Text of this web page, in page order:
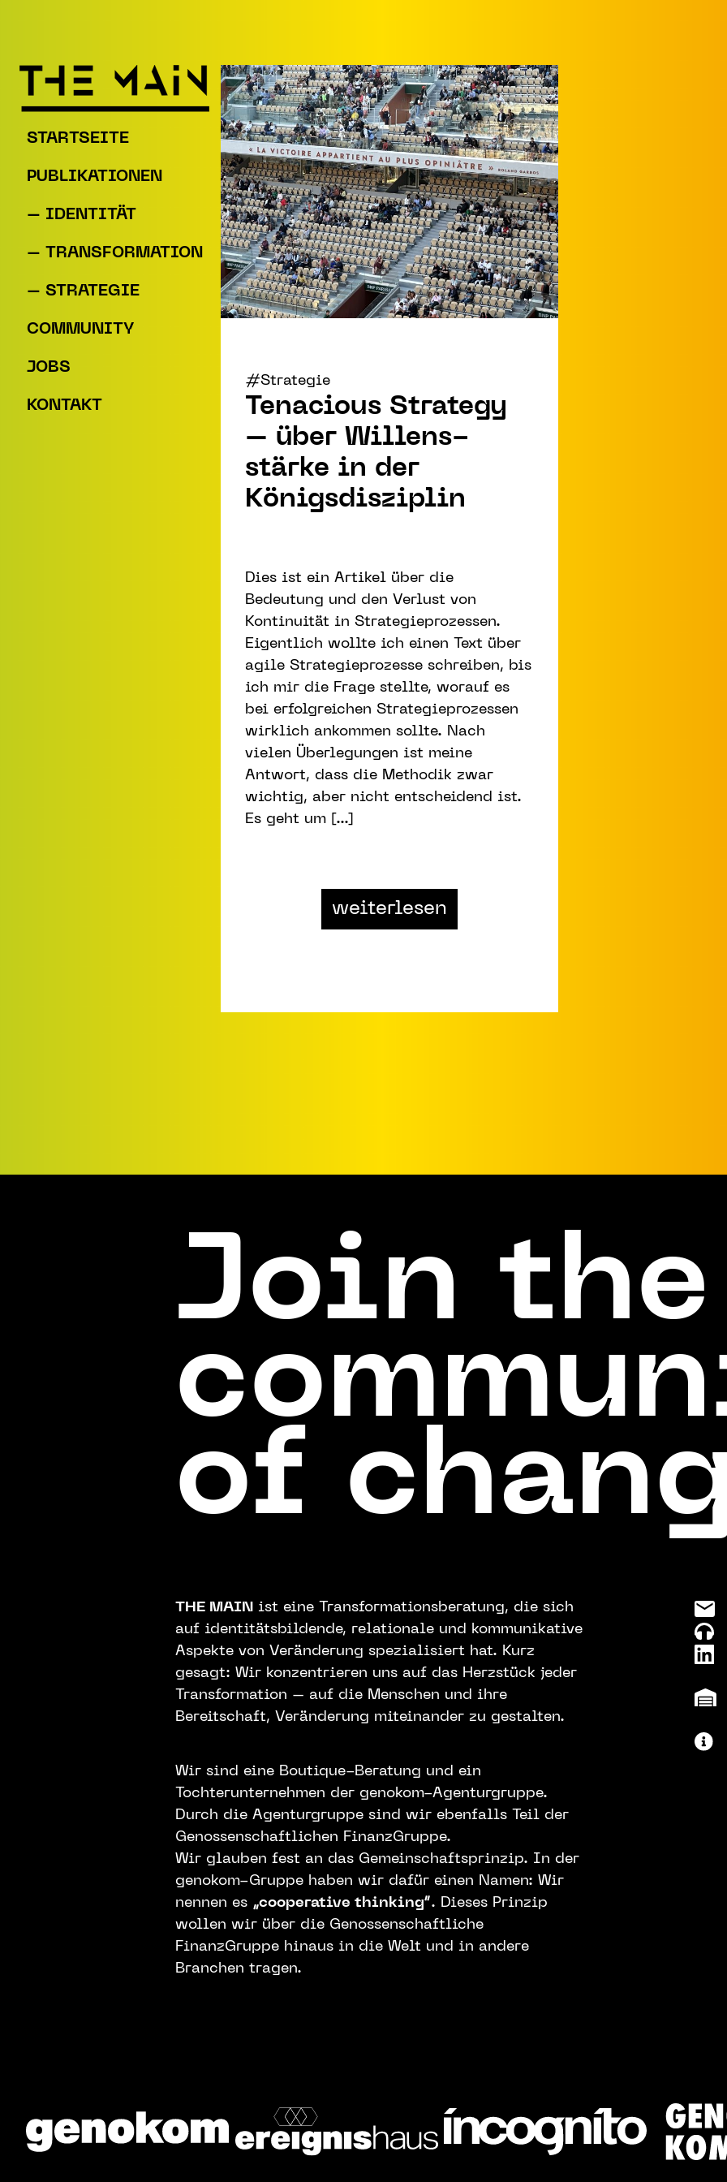
Zum Inhalt springen
Hauptnavigation
STARTSEITE
PUBLIKATIONEN
– IDENTITÄT
– TRANSFORMATION
– STRATEGIE
COMMUNITY
JOBS
KONTAKT
#Strategie
Tenacious Strategy
– über Willens­
stärke in der
Königs­disziplin­
Dies ist ein Artikel über die
Bedeutung und den Verlust von
Kontinuität in Strategieprozessen.
Eigentlich wollte ich einen Text über
agile Strategieprozesse schreiben, bis
ich mir die Frage stellte, worauf es
bei erfolgreichen Strategieprozessen
wirklich ankommen sollte. Nach
vielen Überlegungen ist meine
Antwort, dass die Methodik zwar
wichtig, aber nicht entscheidend ist.
Es geht um [...]
weiterlesen
Join the
of
THE MAIN ist eine Transformationsberatung, die sich
auf identitätsbildende, relationale und kommunikative
Aspekte von Veränderung spezialisiert hat. Kurz
gesagt: Wir konzentrieren uns auf das Herzstück jeder
Transformation – auf die Menschen und ihre
Bereitschaft, Veränderung miteinander zu gestalten.
Wir sind eine Boutique-Beratung und ein
Tochterunternehmen der genokom-Agenturgruppe.
Durch die Agenturgruppe sind wir ebenfalls Teil der
Genossenschaftlichen FinanzGruppe.
Wir glauben fest an das Gemeinschaftsprinzip. In der
genokom-Gruppe haben wir dafür einen Namen: Wir
nennen es „cooperative thinking“. Dieses Prinzip
wollen wir über die Genossenschaftliche
FinanzGruppe hinaus in die Welt und in andere
Branchen tragen.